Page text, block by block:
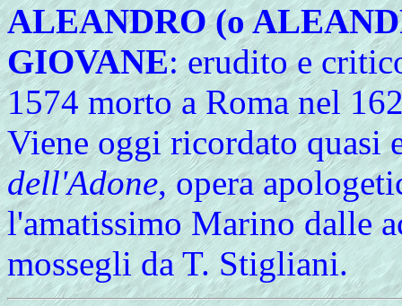
ALEANDRO (o
GIOVANE: erudito e
1574 morto a Roma nel
Viene oggi ricordato quasi
dell'Adone, opera
l'amatissimo Marino dalle
mossegli da T. Stigliani.